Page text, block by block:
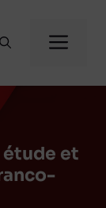
étude et